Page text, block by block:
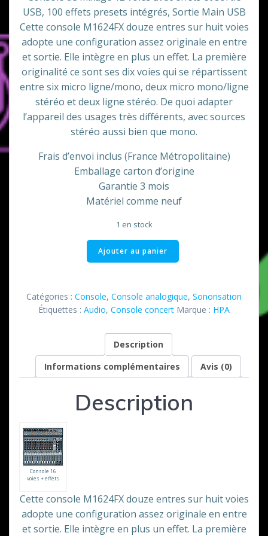
initial
était :
€260,00.
actuel
est :
€200,00.
USB, 100 effets presets intégrés, Sortie Main USB
Cette console M1624FX douze entres sur huit voies
adopte une configuration assez originale en entre
et sortie. Elle intègre en plus un effet. La première
originalité ce sont ses dix voies qui se répartissent
entre six micro ligne/mono, deux micro mono/ligne
stéréo et deux ligne stéréo. De quoi adapter
l’appareil des usages très différents, avec sources
stéréo aussi bien que mono.
Frais d’envoi inclus (France Métropolitaine)
Emballage carton d’origine
Garantie 3 mois
Matériel comme neuf
1 en stock
quantité
de
mixage
16/2/4
Ajouter au panier
Catégories : Console, Console analogique, Sonorisation
Étiquettes : Audio, Console concert Marque : HPA
Description
Informations complémentaires
Avis (0)
Description
Console 16
voies + effets
Cette console M1624FX douze entres sur huit voies
adopte une configuration assez originale en entre
et sortie. Elle intègre en plus un effet. La première